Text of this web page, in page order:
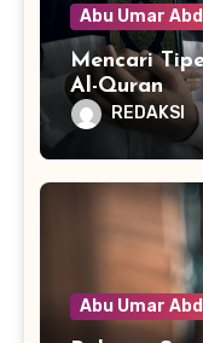
Abu Umar
Mencari
Al-Quran
REDAKSI
Abu Umar